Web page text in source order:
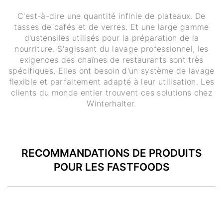
C'est-à-dire une quantité infinie de plateaux. De
tasses de cafés et de verres. Et une large gamme
d'ustensiles utilisés pour la préparation de la
nourriture. S'agissant du lavage professionnel, les
exigences des chaînes de restaurants sont très
spécifiques. Elles ont besoin d'un système de lavage
flexible et parfaitement adapté à leur utilisation. Les
clients du monde entier trouvent ces solutions chez
Winterhalter.
RECOMMANDATIONS DE PRODUITS
POUR LES FASTFOODS